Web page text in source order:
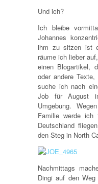
Und ich?
Ich bleibe
Johannes
ihm zu sitzen ist
räume ich lieber
einen Blogartikel,
oder andere
suche ich nach
Job für August
Umgebung.
Familie werde ich
Deutschland
den Steg in North
Nachmittags
Dingi auf den